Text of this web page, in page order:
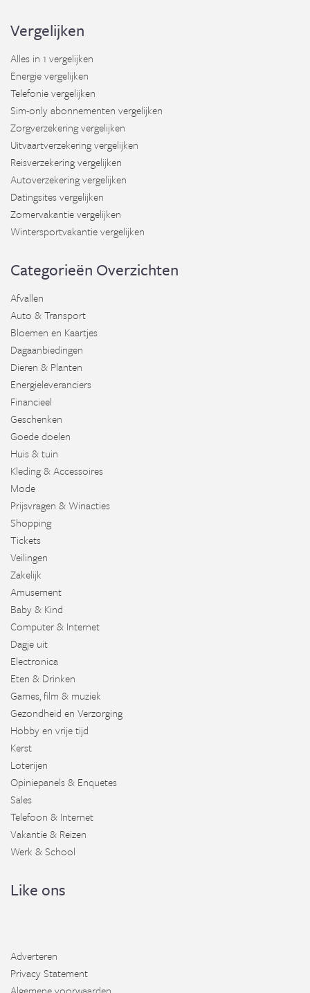
Vergelijken
Alles in 1 vergelijken
Energie vergelijken
Telefonie vergelijken
Sim-only abonnementen vergelijken
Zorgverzekering vergelijken
Uitvaartverzekering vergelijken
Reisverzekering vergelijken
Autoverzekering vergelijken
Datingsites vergelijken
Zomervakantie vergelijken
Wintersportvakantie vergelijken
Categorieën Overzichten
Afvallen
Auto & Transport
Bloemen en Kaartjes
Dagaanbiedingen
Dieren & Planten
Energieleveranciers
Financieel
Geschenken
Goede doelen
Huis & tuin
Kleding & Accessoires
Mode
Prijsvragen & Winacties
Shopping
Tickets
Veilingen
Zakelijk
Amusement
Baby & Kind
Computer & Internet
Dagje uit
Electronica
Eten & Drinken
Games, film & muziek
Gezondheid en Verzorging
Hobby en vrije tijd
Kerst
Loterijen
Opiniepanels & Enquetes
Sales
Telefoon & Internet
Vakantie & Reizen
Werk & School
Like ons
Adverteren
Privacy Statement